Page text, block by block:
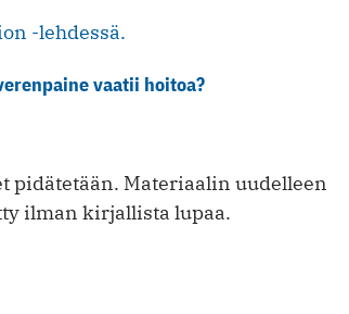
-lehdessä.
vaatii hoitoa?
pidätetään. Materiaalin uudelleen
ilman kirjallista lupaa.